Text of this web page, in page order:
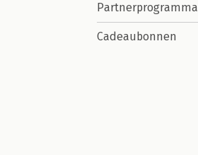
Partnerprogramma
Cadeaubonnen